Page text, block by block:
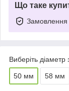
Що таке
Замовлення
Виберіть діаметр
50 мм 58 мм